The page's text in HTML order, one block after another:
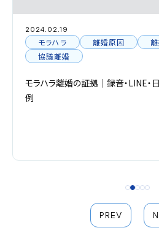
勝てるケースと失敗
モラ
方｜離
PREV